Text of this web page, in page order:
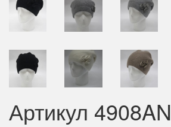
Артикул 4908AN